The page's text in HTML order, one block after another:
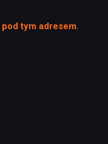
pod tym adresem.